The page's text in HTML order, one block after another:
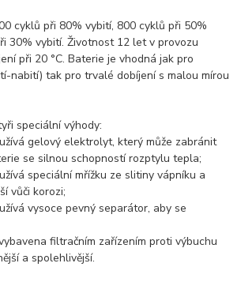
cyklů při 80% vybití, 800 cyklů při 50%
30% vybití. Životnost 12 let v provozu
při 20 °C. Baterie je vhodná jak pro
nabití) tak pro trvalé dobíjení s malou mírou
speciální výhody:
gelový elektrolyt, který může zabránit
se silnou schopností rozptylu tepla;
speciální mřížku ze slitiny vápníku a
vůči korozi;
vysoce pevný separátor, aby se
filtračním zařízením proti výbuchu
a spolehlivější.